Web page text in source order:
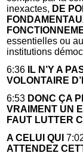
inexactes, DE
essentielles ou
institutions
6:36
IL N’Y A
VOLONTAIRE
6:53 DONC ÇA
VRAIMENT UN
FAUT LUTTER
A CELUI QUI
ATTENDEZ